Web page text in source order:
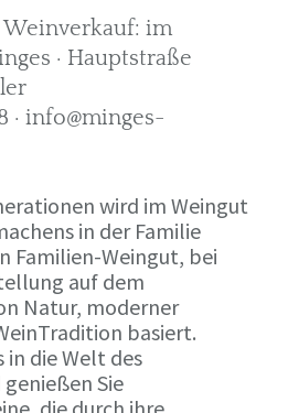
im
· Hauptstraße
· info@minges-
wird im Weingut
in der Familie
Familien-Weingut, bei
auf dem
Natur, moderner
basiert.
in die Welt des
Sie